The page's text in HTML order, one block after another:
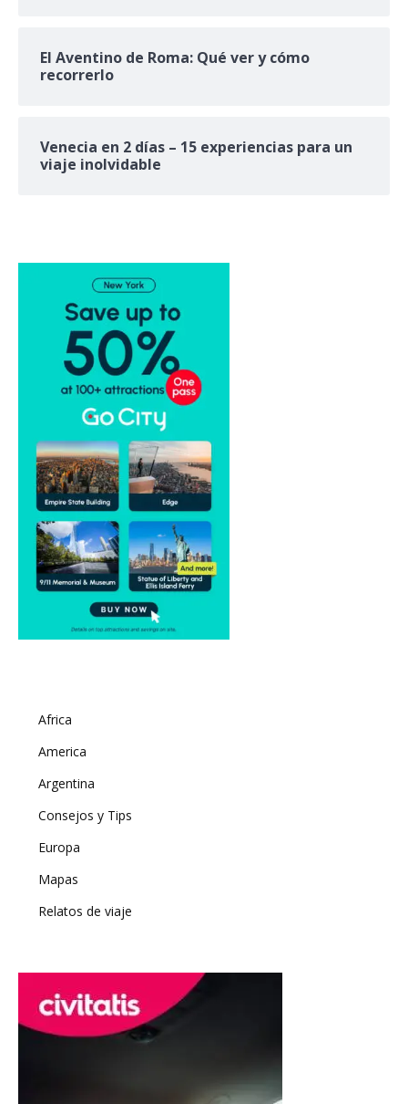
El Aventino de Roma: Qué ver y cómo
recorrerlo
Venecia en 2 días – 15 experiencias para un
viaje inolvidable
Africa
America
Argentina
Consejos y Tips
Europa
Mapas
Relatos de viaje